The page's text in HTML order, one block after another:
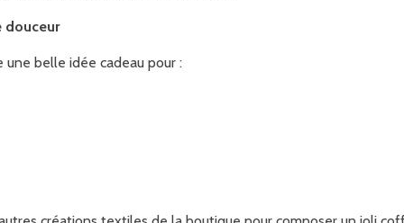
douceur
belle idée cadeau pour :